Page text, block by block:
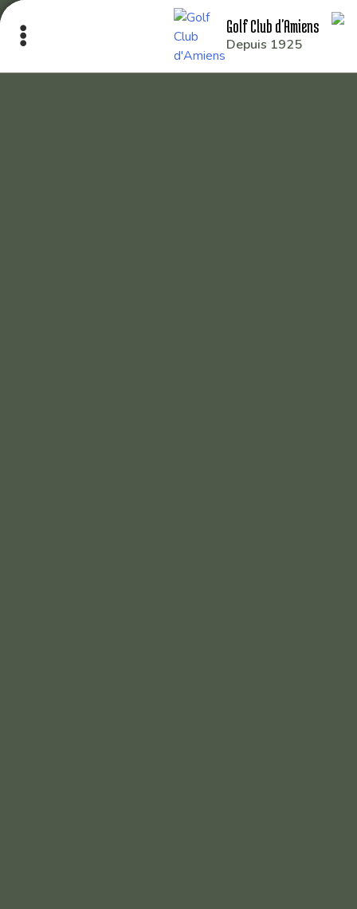
Golf Club d'Amiens
Depuis 1925
Le Club